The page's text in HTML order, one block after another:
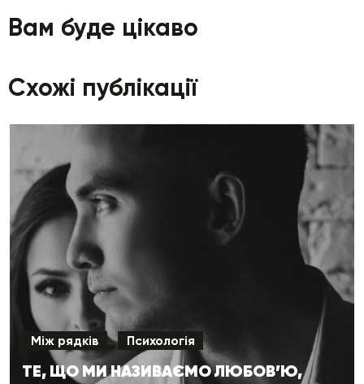
Вам буде цікаво
Схожі публікації
Між рядків Психологія
ТЕ, ЩО МИ НАЗИВАЄМО ЛЮБОВ’Ю,